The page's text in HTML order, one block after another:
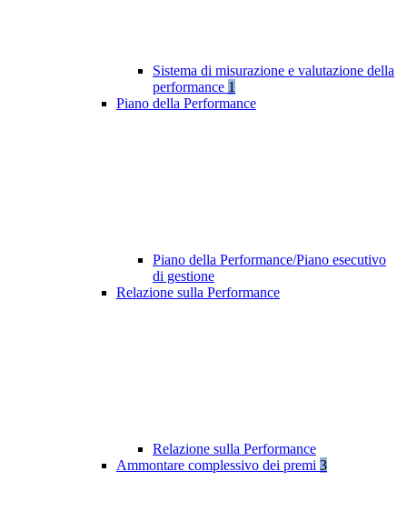
Sistema di misurazione e valutazione della
performance 1
Piano della Performance
Piano della Performance/Piano esecutivo
di gestione
Relazione sulla Performance
Relazione sulla Performance
Ammontare complessivo dei premi 3